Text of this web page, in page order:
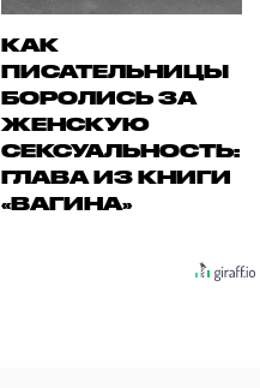
КАК
ПИСАТЕЛЬНИЦЫ
БОРОЛИСЬ ЗА
ЖЕНСКУЮ
СЕКСУАЛЬНОСТЬ:
ГЛАВА ИЗ КНИГИ
«ВАГИНА»